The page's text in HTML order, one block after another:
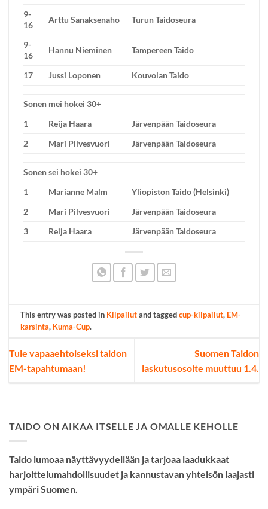
9-
16
Arttu Sanaksenaho Turun Taidoseura
9-
16
Hannu Nieminen Tampereen Taido
17 Jussi Loponen Kouvolan Taido
Sonen mei hokei 30+
1
Reija Haara
Järvenpään Taidoseura
2
Mari Pilvesvuori Järvenpään Taidoseura
Sonen sei hokei 30+
1
Marianne Malm
Yliopiston Taido (Helsinki)
2
Mari Pilvesvuori
Järvenpään Taidoseura
3
Reija Haara Järvenpään Taidoseura
This entry was posted in Kilpailutand taggedcup-kilpailut, EM-
karsinta, Kuma-Cup.
Tule vapaaehtoiseksi taidon
EM-tapahtumaan!
Suomen Taidon
laskutusosoite muuttuu 1.4.
TAIDO ON AIKAA ITSELLE JA OMALLE KEHOLLE
Taido lumoaa näyttävyydellään ja tarjoaa laadukkaat
harjoittelumahdollisuudet ja kannustavan yhteisön laajasti
ympäri Suomen.